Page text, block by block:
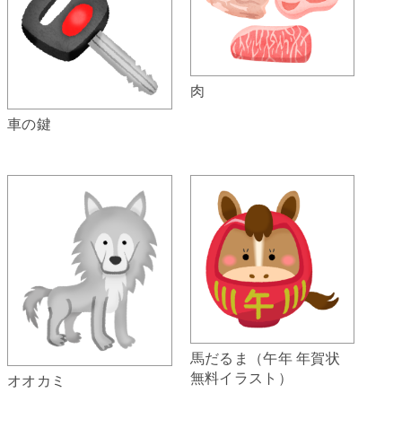
車の鍵
肉
オオカミ
馬だるま（午年 年賀状
無料イラスト）